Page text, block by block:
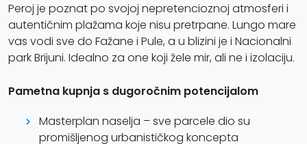
Peroj je poznat po svojoj nepretencioznoj atmosferi i
autentičnim plažama koje nisu pretrpane. Lungo mare
vas vodi sve do Fažane i Pule, a u blizini je i Nacionalni
park Brijuni. Idealno za one koji žele mir, ali ne i izolaciju.
Pametna kupnja s dugoročnim potencijalom
Masterplan naselja – sve parcele dio su
promišljenog urbanističkog koncepta